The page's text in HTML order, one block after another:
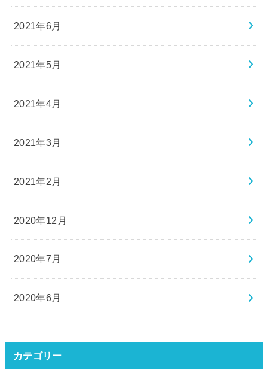
2021年6月
2021年5月
2021年4月
2021年3月
2021年2月
2020年12月
2020年7月
2020年6月
カテゴリー